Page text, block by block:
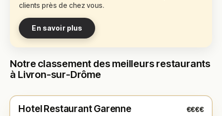
clients près de chez vous.
En savoir plus
Notre classement des meilleurs restaurants
à Livron-sur-Drôme
★ N° 1
Hotel Restaurant Garenne €€€€